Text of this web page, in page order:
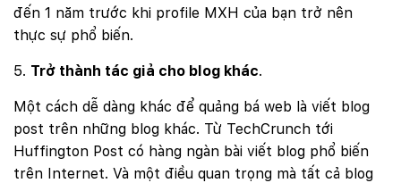
đến 1 năm trước khi profile MXH của bạn trở nên
thực sự phổ biến.
Trở thành tác giả cho blog khác.
Một cách dễ dàng khác để quảng bá web là viết blog
post trên những blog khác. Từ TechCrunch tới
Huffington Post có hàng ngàn bài viết blog phổ biến
trên Internet. Và một điều quan trọng mà tất cả blog